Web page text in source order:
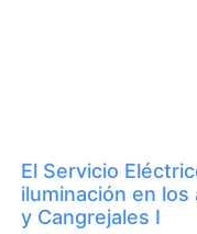
El Servicio
iluminación en los
y Cangrejales I